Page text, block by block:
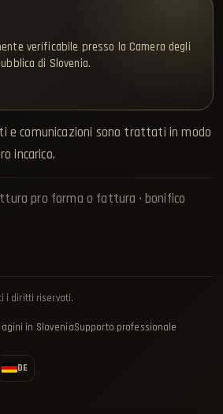
verificabile presso la Camera degli
di Slovenia.
e comunicazioni sono trattati in modo
incarico.
pro forma o fattura · bonifico
i diritti riservati.
in SloveniaSupporto professionale
DE